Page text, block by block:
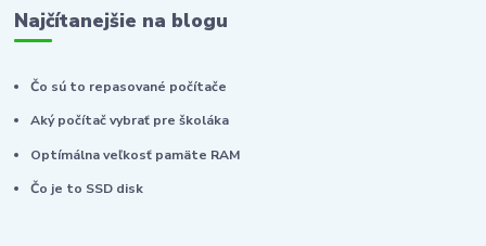
Najčítanejšie na blogu
Čo sú to repasované počítače
Aký počítač vybrať pre školáka
Optímálna veľkosť pamäte RAM
Čo je to SSD disk